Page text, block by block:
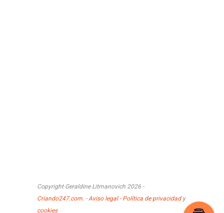
Copyright Geraldine Litmanovich 2026 -
Criando247.com. - Aviso legal - Política de privacidady
cookies